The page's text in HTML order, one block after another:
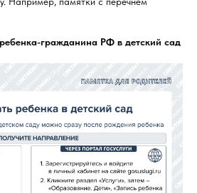
гражданина РФ в детский сад